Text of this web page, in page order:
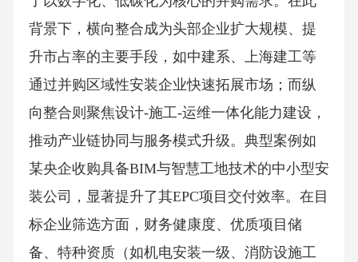
背景下，横向整合成为头部企业扩大规模、提
升市占率的主要手段，如中建系、上海建工等
通过并购区域性安装企业快速拓展市场；而纵
向整合则聚焦设计-施工-运维一体化能力建设，
推动产业链协同与服务模式升级。典型案例如
某央企收购具备BIM与智慧工地技术的中小型安
装公司，显著提升了其EPC项目交付效率。在目
标企业筛选方面，财务健康度、优质项目储
备、特种资质（如机电安装一级、消防设施工